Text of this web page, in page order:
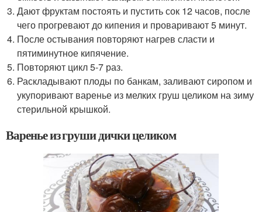
Дают фруктам постоять и пустить сок 12 часов, после
чего прогревают до кипения и проваривают 5 минут.
После остывания повторяют нагрев сласти и
пятиминутное кипячение.
Повторяют цикл 5-7 раз.
Раскладывают плоды по банкам, заливают сиропом и
укупоривают варенье из мелких груш целиком на зиму
стерильной крышкой.
Варенье из груши дички целиком